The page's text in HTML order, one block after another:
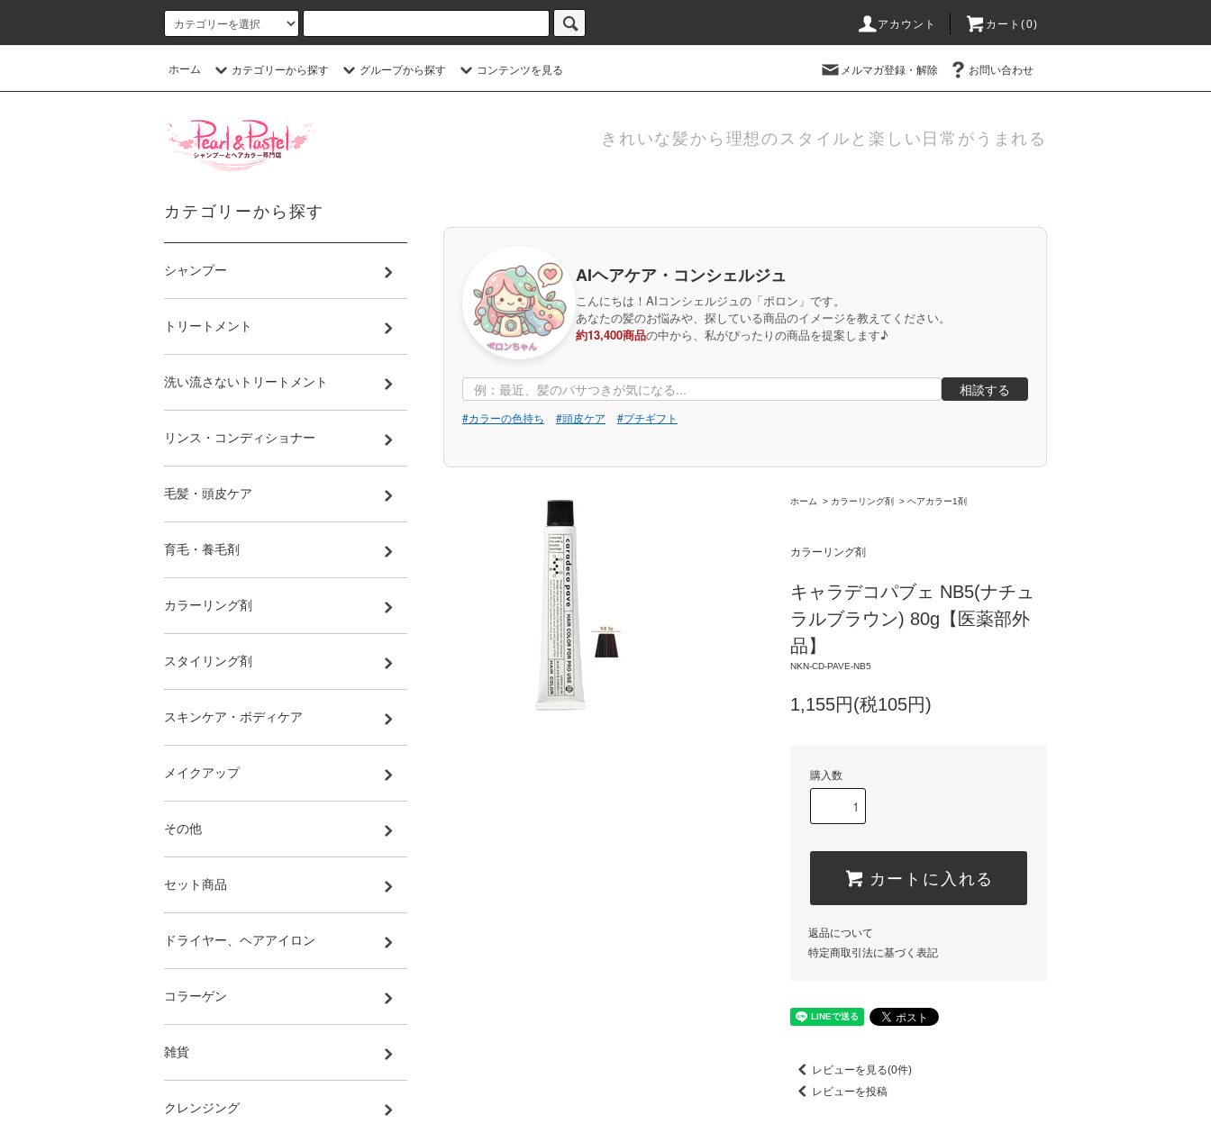
アカウント カート(0)
ホーム カテゴリーから探す グループから探す コンテンツを見る メルマガ登録・解除 お問い合わせ
きれいな髪から理想のスタイルと楽しい日常がうまれる
AIヘアケア・コンシェルジュ
こんにちは！AIコンシェルジュの「ポロン」です。
あなたの髪のお悩みや、探している商品のイメージを教えてください。
約13,400商品の中から、私がぴったりの商品を提案します♪
相談する
#カラーの色持ち #頭皮ケア #プチギフト
ホーム > カラーリング剤 > ヘアカラー1剤
カラーリング剤
キャラデコパブェ NB5(ナチュ
ラルブラウン) 80g【医薬部外
品】
NKN-CD-PAVE-NB5
1,155円(税105円)
購入数
カートに入れる
返品について
特定商取引法に基づく表記
レビューを見る(0件)
レビューを投稿
カテゴリーから探す
シャンプー
トリートメント
洗い流さないトリートメント
リンス・コンディショナー
毛髪・頭皮ケア
育毛・養毛剤
カラーリング剤
スタイリング剤
スキンケア・ボディケア
メイクアップ
その他
セット商品
ドライヤー、ヘアアイロン
コラーゲン
雑貨
クレンジング